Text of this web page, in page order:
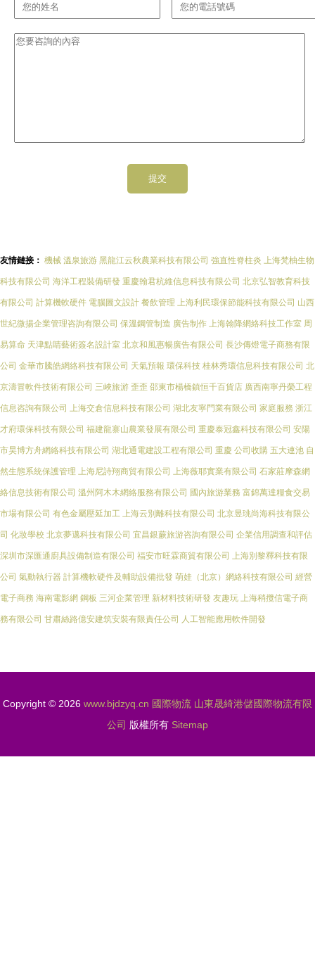
友情鏈接： 機械 溫泉旅游 黑龍江云秋農業科技有限公司 強直性脊柱炎 上海梵柚生物
科技有限公司 海洋工程裝備研發 重慶翰君杭維信息科技有限公司 北京弘智教育科技
有限公司 計算機軟硬件 電腦圖文設計 餐飲管理 上海利民環保節能科技有限公司 山西
世紀微揚企業管理咨詢有限公司 保溫鋼管制造 廣告制作 上海翰降網絡科技工作室 周
易算命 天津點睛藝術簽名設計室 北京和風惠暢廣告有限公司 長沙傳燈電子商務有限
公司 金華市騰皓網絡科技有限公司 天氣預報 環保科技 桂林秀環信息科技有限公司 北
京濤冒軟件技術有限公司 三峽旅游 歪歪 邵東市楊橋鎮恒千百貨店 廣西南寧丹榮工程
信息咨詢有限公司 上海交倉信息科技有限公司 湖北友寧門業有限公司 家庭服務 浙江
才府環保科技有限公司 福建龍寨山農業發展有限公司 重慶泰冠鑫科技有限公司 安陽
市昊博方舟網絡科技有限公司 湖北通電建設工程有限公司 重慶 公司收購 五大連池 自
然生態系統保護管理 上海尼詩翔商貿有限公司 上海薇耶實業有限公司 石家莊摩森網
絡信息技術有限公司 溫州阿木木網絡服務有限公司 國內旅游業務 富錦萬達糧食交易
市場有限公司 有色金屬壓延加工 上海云別離科技有限公司 北京昱珧尚海科技有限公
司 化妝學校 北京夢邁科技有限公司 宜昌銀蕨旅游咨詢有限公司 企業信用調查和評估
深圳市深匯通廚具設備制造有限公司 福安市旺霖商貿有限公司 上海別黎釋科技有限
公司 氣動執行器 計算機軟硬件及輔助設備批發 萌娃（北京）網絡科技有限公司 經營
電子商務 海南電影網 鋼板 三河企業管理 新材料技術研發 友趣玩 上海稍攬信電子商
務有限公司 甘肅絲路億安建筑安裝有限責任公司 人工智能應用軟件開發
Copyright © 2026 www.bjdzyq.cn 國際物流 山東晟綺港儲國際物流有限
公司 版權所有 Sitemap